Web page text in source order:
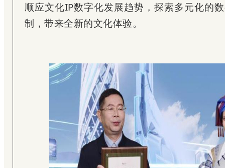
顺应文化IP数字化发展趋势，探索多元化的
制，带来全新的文化体验。